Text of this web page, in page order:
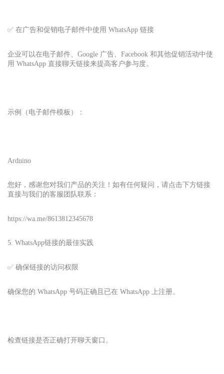
✅ 在广告和促销电子邮件中使用 WhatsApp 链接
企业可以在电子邮件、Google 广告、Facebook 和其他促销活动中使
用 WhatsApp 直接聊天链接来提高客户参与度。
示例（电子邮件模板）：
Arduino
您好，感谢您对我们产品的关注！如有任何疑问，请点击下方链接
直接与我们的客服团队联系：
https://wa.me/8613812345678
5. WhatsApp链接的最佳实践
✅ 确保链接的访问权限
确保您的 WhatsApp 号码正确且已在 WhatsApp 上注册。
检查链接是否正确打开聊天窗口。